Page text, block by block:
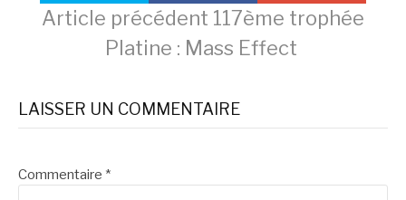
Lire
la
suite
Article précédent 117ème trophée
Platine : Mass Effect
LAISSER UN COMMENTAIRE
Commentaire *